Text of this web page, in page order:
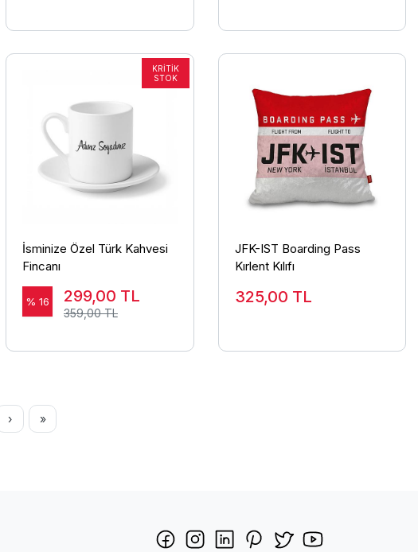
İsminize Özel Türk Kahvesi
Fincanı
% 16 299,00 TL
359,00 TL
JFK-IST Boarding Pass
Kırlent Kılıfı
325,00 TL
› »